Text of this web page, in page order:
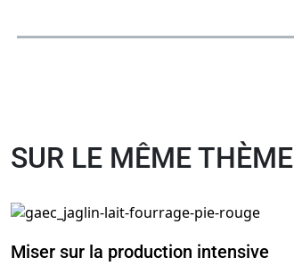
SUR LE MÊME THÈME
Miser sur la production intensive